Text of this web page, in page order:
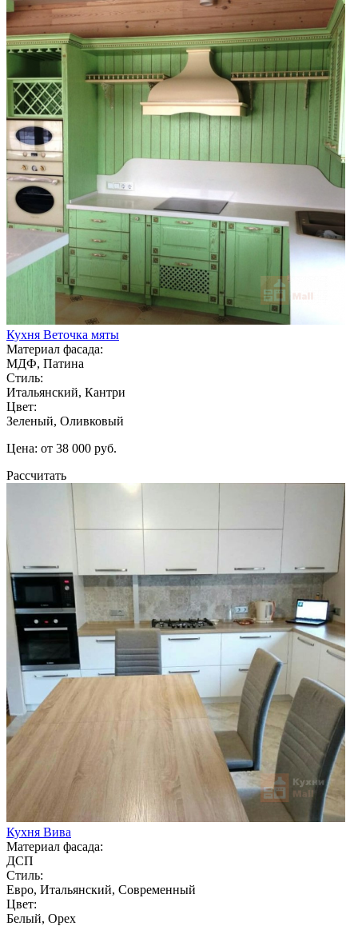
Кухня Веточка мяты
Материал фасада:
МДФ, Патина
Стиль:
Итальянский, Кантри
Цвет:
Зеленый, Оливковый
Цена: от 38 000 руб.
Рассчитать
Кухня Вива
Материал фасада:
ДСП
Стиль:
Евро, Итальянский, Современный
Цвет:
Белый, Орех